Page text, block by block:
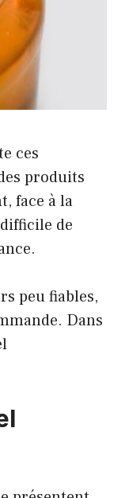
ces
produits
face à la
de
peu fiables,
Dans